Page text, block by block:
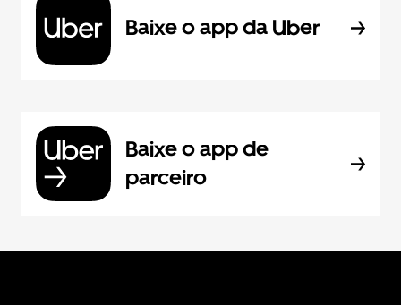
Baixe o app da Uber
Baixe o app de
parceiro